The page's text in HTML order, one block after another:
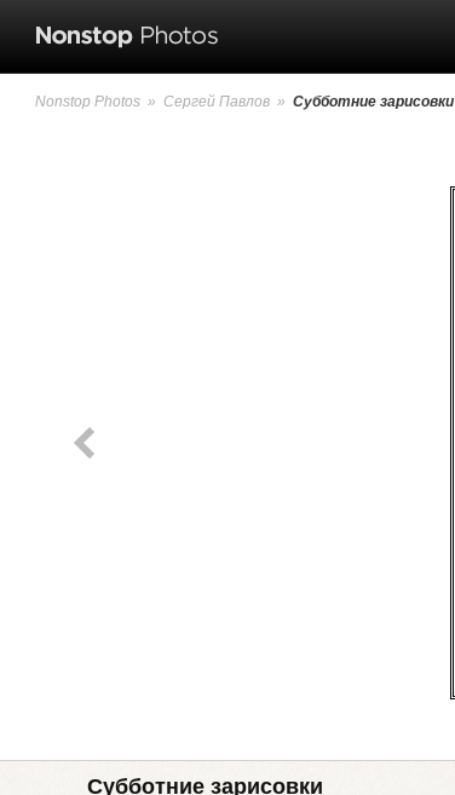
Nonstop Photos » Сергей Павлов » Субботние зарисовки
Субботние зарисовки